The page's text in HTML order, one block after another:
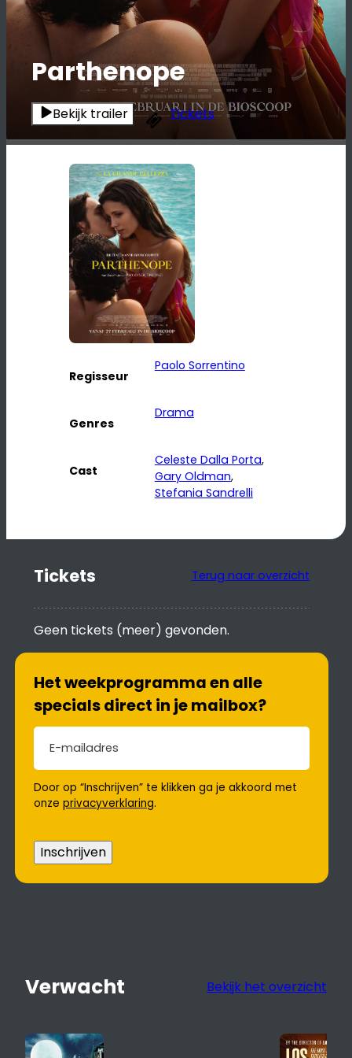
Parthenope
Bekijk trailer Tickets
Regisseur
Paolo Sorrentino
Genres
Drama
Cast
Celeste Dalla Porta,
Gary Oldman,
Stefania Sandrelli
Tickets Terug naar overzicht
Geen tickets (meer) gevonden.
Het weekprogramma en alle
specials direct in je mailbox?
E-mailadres
Door op “Inschrijven” te klikken ga je akkoord met
onzeprivacyverklaring.
Inschrijven
Verwacht Bekijk het overzicht